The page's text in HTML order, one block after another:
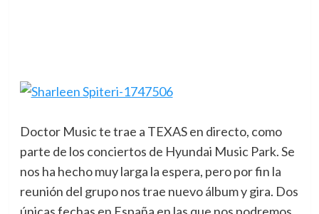
Doctor Music te trae a TEXAS en directo, como
parte de los conciertos de Hyundai Music Park.Se
nos ha hecho muy larga la espera, pero por fin la
reunión del grupo nos trae nuevo álbum y gira. Dos